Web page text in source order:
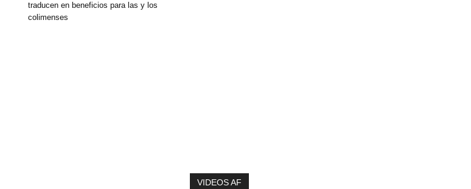
traducen en beneficios para las y los
colimenses
VIDEOS AF